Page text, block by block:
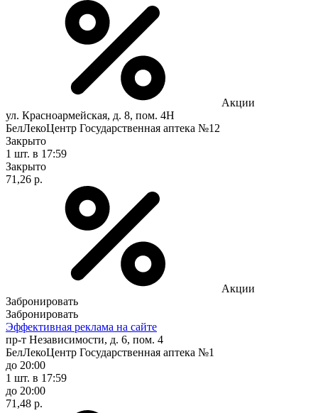
Акции
ул. Красноармейская, д. 8, пом. 4Н
БелЛекоЦентр Государственная аптека №12
Закрыто
1 шт. в 17:59
Закрыто
71,26 р.
Акции
Забронировать
Забронировать
Эффективная реклама на сайте
пр-т Независимости, д. 6, пом. 4
БелЛекоЦентр Государственная аптека №1
до 20:00
1 шт. в 17:59
до 20:00
71,48 р.